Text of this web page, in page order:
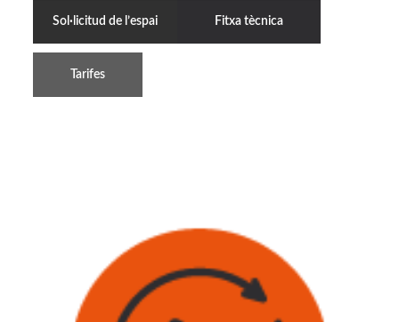
Sol·licitud de l’espai Fitxa tècnica
Tarifes